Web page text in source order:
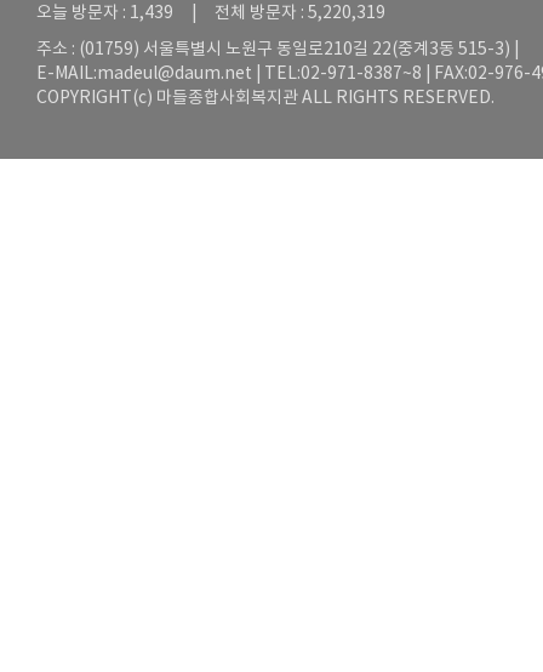
오늘 방문자 : 1,439 | 전체 방문자 : 5,220,319
주소 : (01759) 서울특별시 노원구 동일로210길 22(중계3동 515-3) |
E-MAIL:madeul@daum.net | TEL:02-971-8387~8 | FAX:02-976-
COPYRIGHT(c) 마들종합사회복지관 ALL RIGHTS RESERVED.